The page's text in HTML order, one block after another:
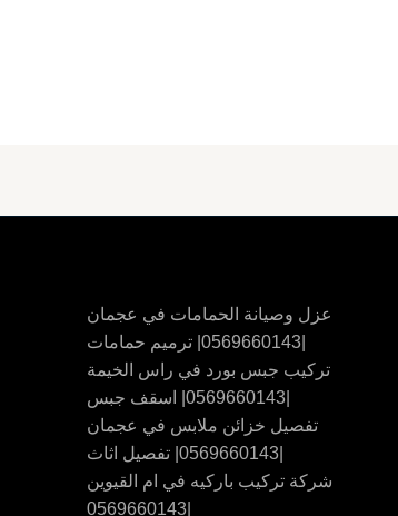
عزل وصيانة الحمامات في عجمان
|0569660143| ترميم حمامات
تركيب جبس بورد في راس الخيمة
|0569660143| اسقف جبس
تفصيل خزائن ملابس في عجمان
|0569660143| تفصيل اثاث
شركة تركيب باركيه في ام القيوين
|0569660143